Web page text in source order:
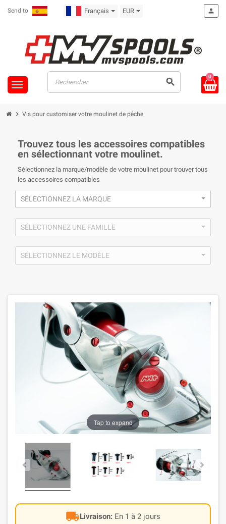
Send to Français EUR
search
person
0
chevron_right Vis pour customiser votre moulinet de pêche
Trouvez tous les accessoires compatibles
en sélectionnant votre moulinet.
Sélectionnez la marque/modèle de votre moulinet pour trouver tous
les accessoires compatibles
SÉLECTIONNEZ LA MARQUE
SÉLECTIONNEZ UNE FAMILLE
SÉLECTIONNEZ LE MODÈLE
Tap to expand
PROMO ! -2,45 €
local_shippingLivraison: En 1 à 2 jours